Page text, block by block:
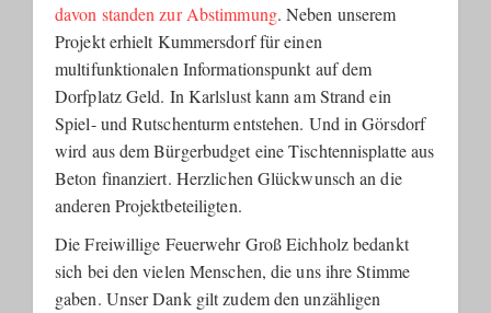
davon standen zur Abstimmung. Neben unserem
Projekt erhielt Kummersdorf für einen
multifunktionalen Informationspunkt auf dem
Dorfplatz Geld. In Karlslust kann am Strand ein
Spiel- und Rutschenturm entstehen. Und in Görsdorf
wird aus dem Bürgerbudget eine Tischtennisplatte aus
Beton finanziert. Herzlichen Glückwunsch an die
anderen Projektbeteiligten.
Die Freiwillige Feuerwehr Groß Eichholz bedankt
sich bei den vielen Menschen, die uns ihre Stimme
gaben. Unser Dank gilt zudem den unzähligen